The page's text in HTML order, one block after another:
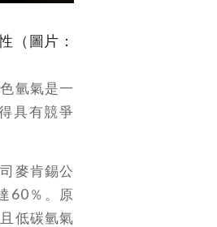
（圖片：
氫氣是一
具有競爭
麥肯錫公
60％。原
低碳氫氣